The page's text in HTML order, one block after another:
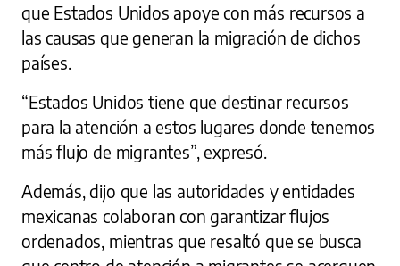
que Estados Unidos apoye con más recursos a
las causas que generan la migración de dichos
países.
“Estados Unidos tiene que destinar recursos
para la atención a estos lugares donde tenemos
más flujo de migrantes”, expresó.
Además, dijo que las autoridades y entidades
mexicanas colaboran con garantizar flujos
ordenados, mientras que resaltó que se busca